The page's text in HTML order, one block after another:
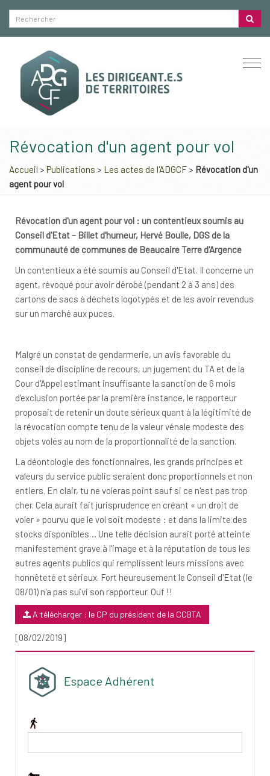
Révocation d'un agent pour vol
Accueil > Publications > Les actes de l'ADGCF> Révocation d'un
agent pour vol
Révocation d'un agent pour vol : un contentieux soumis au
Conseil d'Etat – Billet d'humeur, Hervé Boulle, DGS de la
communauté de communes de Beaucaire Terre d'Argence
Un contentieux a été soumis au Conseil d'Etat. Il concerne un
agent, révoqué pour avoir dérobé (pendant 2 à 3 ans) des
cartons de sacs à déchets logotypés et de les avoir revendus
sur un marché aux puces.
Malgré un constat de gendarmerie, un avis favorable du
conseil de discipline de recours, un jugement du TA et de la
Cour d'Appel estimant insuffisante la sanction de 6 mois
d'exclusion portée par la première instance, le rapporteur
proposait de retenir un doute sérieux quant à la légitimité de
la révocation compte tenu de la valeur vénale modeste des
objets volés au nom de la proportionnalité de la sanction.
La déontologie des fonctionnaires, les grands principes et
valeurs du service public seraient donc proportionnels et non
entiers. En clair, tu ne voleras point sauf si ce n'est pas trop
cher. Cela aurait fait jurisprudence en créant « un droit de
voler » pourvu que le vol soit modeste : et dans la limite des
stocks disponibles… Une telle décision aurait porté atteinte
manifestement grave à l'image et à la réputation de tous les
autres agents publics qui remplissent leurs missions avec
honnêteté et sérieux. Fort heureusement le Conseil d'Etat (le
08/01) n'a pas suivi son rapporteur. Ouf !!
A télécharger : le CP du président de la CCBTA
[08/02/2019]
Espace Adhérent